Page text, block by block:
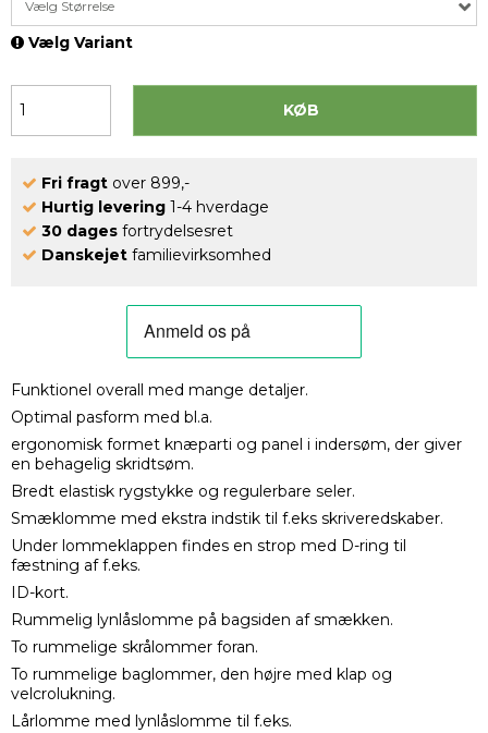
Vælg Størrelse
Vælg Variant
KØB
Fri fragt over 899,-
Hurtig levering 1-4 hverdage
30 dages fortrydelsesret
Danskejet familievirksomhed
Funktionel overall med mange detaljer.
Optimal pasform med bl.a.
ergonomisk formet knæparti og panel i indersøm, der giver
en behagelig skridtsøm.
Bredt elastisk rygstykke og regulerbare seler.
Smæklomme med ekstra indstik til f.eks skriveredskaber.
Under lommeklappen findes en strop med D-ring til
fæstning af f.eks.
ID-kort.
Rummelig lynlåslomme på bagsiden af smækken.
To rummelige skrålommer foran.
To rummelige baglommer, den højre med klap og
velcrolukning.
Lårlomme med lynlåslomme til f.eks.